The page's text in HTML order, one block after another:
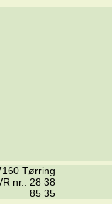
Tørring
nr.: 28 38
85 35